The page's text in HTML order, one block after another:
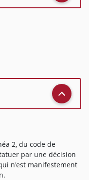
2, du code de
par une décision
n'est manifestement